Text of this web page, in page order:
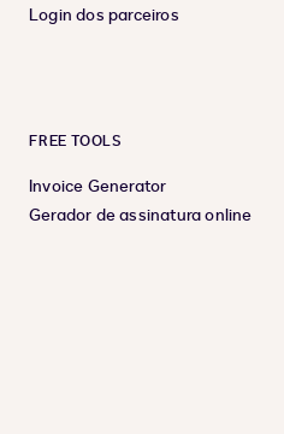
Login dos parceiros
FREE TOOLS
Invoice Generator
Gerador de assinatura online